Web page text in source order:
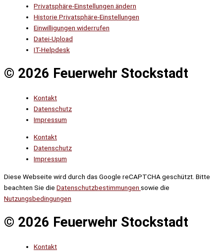
Privatsphäre-Einstellungen ändern
Historie Privatsphäre-Einstellungen
Einwilligungen widerrufen
Datei-Upload
IT-Helpdesk
© 2026 Feuerwehr Stockstadt
Kontakt
Datenschutz
Impressum
Kontakt
Datenschutz
Impressum
Diese Webseite wird durch das Google reCAPTCHA geschützt. Bitte
beachten Sie die Datenschutzbestimmungen sowie die
Nutzungsbedingungen
© 2026 Feuerwehr Stockstadt
Kontakt